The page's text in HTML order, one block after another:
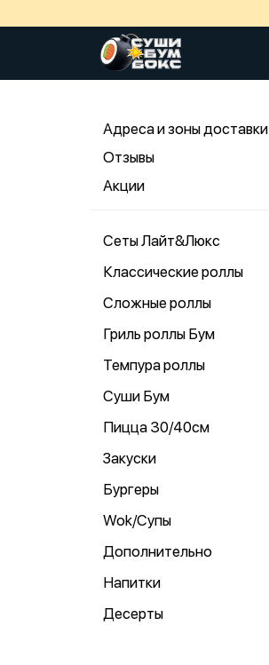
Адреса и зоны доставки
Отзывы
Акции
Сеты Лайт&Люкс
Классические роллы
Сложные роллы
Гриль роллы Бум
Темпура роллы
Суши Бум
Пицца 30/40см
Закуски
Бургеры
Wok/Супы
Дополнительно
Напитки
Десерты